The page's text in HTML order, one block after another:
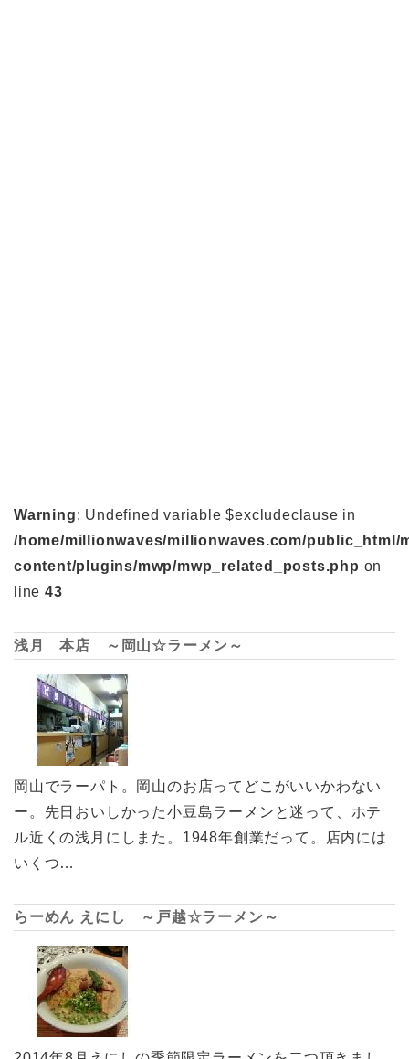
Warning: Undefined variable $excludeclause in
/home/millionwaves/millionwaves.com/public_html/
content/plugins/mwp/mwp_related_posts.php on
line 43
浅月 本店 ～岡山☆ラーメン～
岡山でラーパト。岡山のお店ってどこがいいかわない
ー。先日おいしかった小豆島ラーメンと迷って、ホテ
ル近くの浅月にしまた。1948年創業だって。店内には
いくつ…
らーめん えにし ～戸越☆ラーメン～